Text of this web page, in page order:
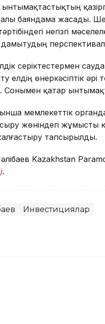
баяндама жасады.
негізгі
серіктестермен
елдің өнеркәсіптік
Сонымен қатар
мемлекеттік
жөніндегі
тапсырылды.
Kazakhstan
.
Инвестициялар